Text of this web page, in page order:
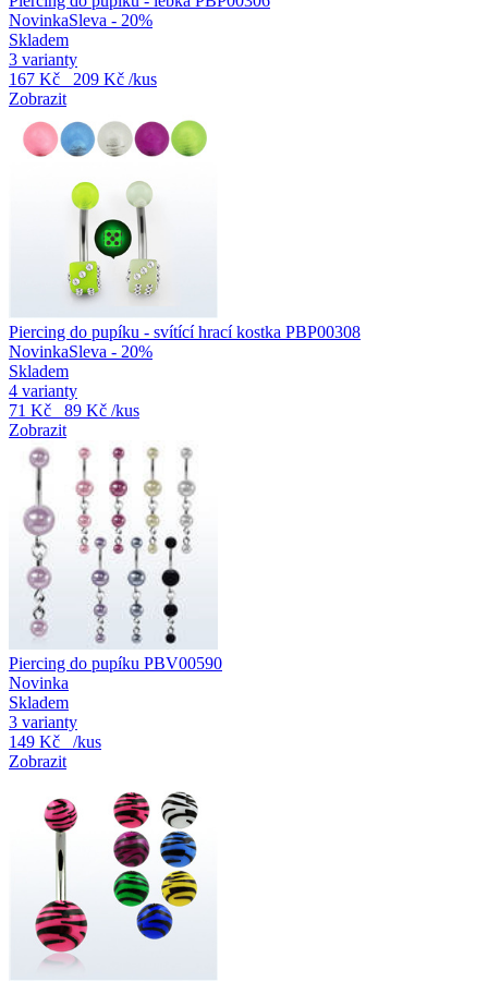
NovinkaSleva - 20%
Skladem
3 varianty
167 Kč
209 Kč /kus
Zobrazit
Piercing do pupíku - svítící hrací kostka PBP00308
NovinkaSleva - 20%
Skladem
4 varianty
71 Kč
89 Kč /kus
Zobrazit
Piercing do pupíku PBV00590
Novinka
Skladem
3 varianty
149 Kč
/kus
Zobrazit